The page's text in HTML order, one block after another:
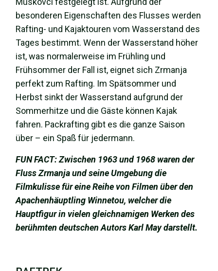
besonderen Eigenschaften des Flusses werden
Rafting- und Kajaktouren vom Wasserstand des
Tages bestimmt. Wenn der Wasserstand höher
ist, was normalerweise im Frühling und
Frühsommer der Fall ist, eignet sich Zrmanja
perfekt zum Rafting. Im Spätsommer und
Herbst sinkt der Wasserstand aufgrund der
Sommerhitze und die Gäste können Kajak
fahren. Packrafting gibt es die ganze Saison
über – ein Spaß für jedermann.
FUN FACT: Zwischen 1963 und 1968 waren der
Fluss Zrmanja und seine Umgebung die
Filmkulisse für eine Reihe von Filmen über den
Apachenhäuptling Winnetou, welcher die
Hauptfigur in vielen gleichnamigen Werken des
berühmten deutschen Autors Karl May darstellt.